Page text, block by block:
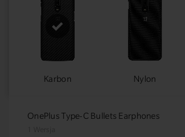
Karbon Nylon
OnePlus Type-C Bullets Earphones